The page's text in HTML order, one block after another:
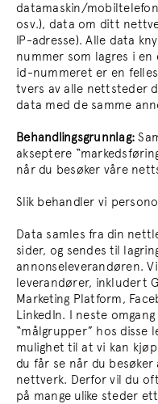
datamaskin/
osv.), data om ditt
IP-adresse). Alle data
nummer som lagres i
id-nummeret er en
tvers av alle nettsteder
data med de samme
Behandlingsgrunnlag:
akseptere
når du besøker våre
Slik behandler vi
Data samles fra din
sider, og sendes til
annonseleverandøren.
leverandører, inkludert
Marketing Platform,
LinkedIn. I neste
“målgrupper” hos disse
mulighet til at vi kan
du får se når du
nettverk. Derfor vil du
på mange ulike steder